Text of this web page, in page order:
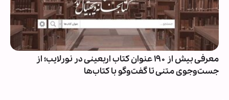
معرفی بیش از ۱۹۰ عنوان کتاب اربعینی در نورلایب؛ از
جست‌وجوی متنی تا گفت‌وگو با کتاب‌ها